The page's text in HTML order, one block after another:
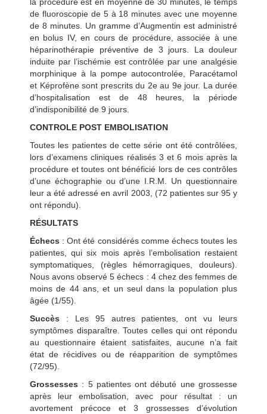
de fluoroscopie de 5 à 18 minutes avec une moyenne
de 8 minutes. Un gramme d’Augmentin est administré
en bolus IV, en cours de procédure, associée à une
héparinothérapie préventive de 3 jours. La douleur
induite par l’ischémie est contrôlée par une analgésie
morphinique à la pompe autocontrolée, Paracétamol
et Képrofène sont prescrits du 2e au 9e jour. La durée
d’hospitalisation est de 48 heures, la période
d’indisponibilité de 9 jours.
CONTROLE POST EMBOLISATION
Toutes les patientes de cette série ont été contrôlées,
lors d’examens cliniques réalisés 3 et 6 mois après la
procédure et toutes ont bénéficié lors de ces contrôles
d’une échographie ou d’une I.R.M. Un questionnaire
leur a été adressé en avril 2003, (72 patientes sur 95 y
ont répondu).
RÉSULTATS
Échecs : Ont été considérés comme échecs toutes les
patientes, qui six mois après l’embolisation restaient
symptomatiques, (règles hémorragiques, douleurs).
Nous avons observé 5 échecs : 4 chez des femmes de
moins de 44 ans, et un seul dans la population plus
âgée (1/55).
Succès : Les 95 autres patientes, ont vu leurs
symptômes disparaître. Toutes celles qui ont répondu
au questionnaire étaient satisfaites, aucune n’a fait
état de récidives ou de réapparition de symptômes
(72/95).
Grossesses : 5 patientes ont débuté une grossesse
après leur embolisation, avec pour résultat : un
avortement précoce et 3 grossesses d’évolution